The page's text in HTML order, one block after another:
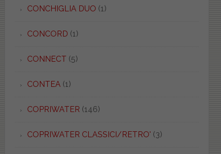
CONCHIGLIA DUO (1)
CONCORD (1)
CONNECT (5)
CONTEA (1)
COPRIWATER (146)
COPRIWATER CLASSICI/RETRO' (3)